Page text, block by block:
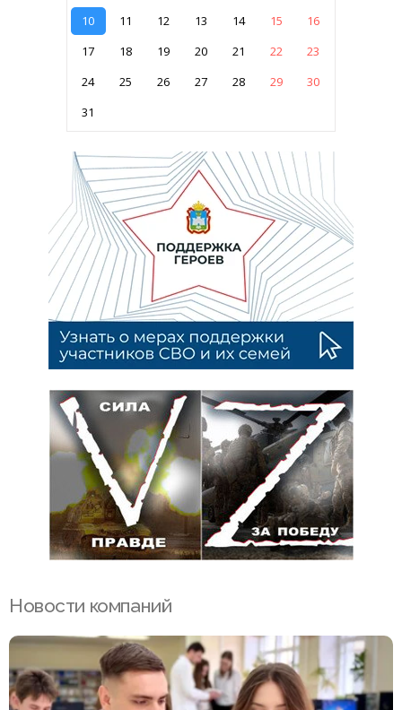
10
11 12 13 14 15
16
17
18 19 20 21 22
23
24
25 26 27 28 29
30
31
Новости компаний